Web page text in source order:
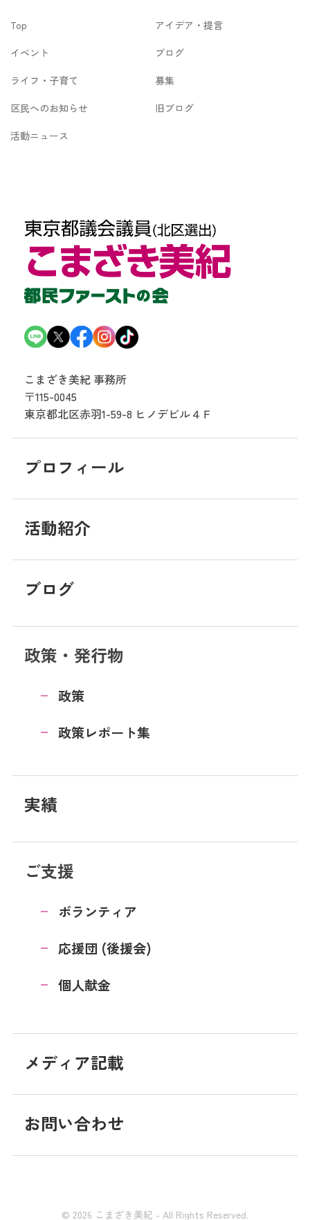
ブ
Top
アイデア・提言
イベント
ブログ
ライフ・子育て
募集
区民へのお知らせ
旧ブログ
活動ニュース
こまざき美紀 事務所
〒115-0045
東京都北区赤羽1-59-8 ヒノデビル４Ｆ
プロフィール
活動紹介
ブログ
政策・発行物
政策
政策レポート集
実績
ご支援
ボランティア
応援団 (後援会)
個人献金
メディア記載
お問い合わせ
© 2026 こまざき美紀 - All Rights Reserved.